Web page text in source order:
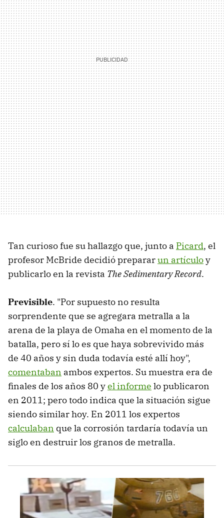
Tan curioso fue su hallazgo que, junto a Picard, el
profesor McBride decidió prepararun artículoy
publicarlo en la revista The Sedimentary Record.
Previsible. "Por supuesto no resulta
sorprendente que se agregara metralla a la
arena de la playa de Omaha en el momento de la
batalla, pero sí lo es que haya sobrevivido más
de 40 años y sin duda todavía esté allí hoy",
comentaban ambos expertos. Su muestra era de
finales de los años 80 yel informe lo publicaron
en 2011; pero todo indica que la situación sigue
siendo similar hoy. En 2011 los expertos
calculaban que la corrosión tardaría todavía un
siglo en destruir los granos de metralla.